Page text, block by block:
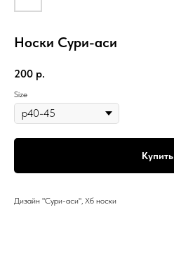
Носки Сури-аси
200 р.
Size
Купить
Дизайн "Сури-аси", Хб носки